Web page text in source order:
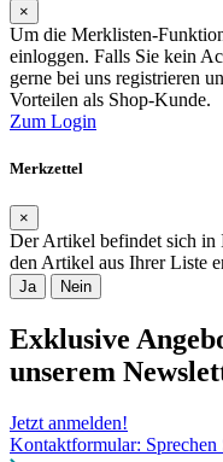
×
Um die Merklisten-
einloggen. Falls Sie kein
gerne bei uns registrieren
Vorteilen als Shop-Kunde.
Zum Login
Merkzettel
×
Der Artikel befindet sich in
den Artikel aus Ihrer Liste
Ja Nein
Exklusive
unserem
Jetzt anmelden!
Kontaktformular: Sprechen